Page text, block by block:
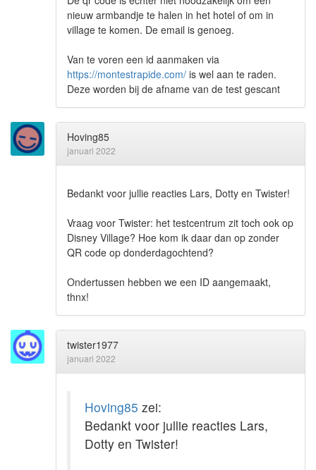
nieuw armbandje te halen in het hotel of om in
village te komen. De email is genoeg.
Van te voren een id aanmaken via
https://montestrapide.com/ is wel aan te raden.
Deze worden bij de afname van de test gescant
Hoving85
januari 2022
Bedankt voor jullie reacties Lars, Dotty en Twister!
Vraag voor Twister: het testcentrum zit toch ook op
Disney Village? Hoe kom ik daar dan op zonder
QR code op donderdagochtend?
Ondertussen hebben we een ID aangemaakt,
thnx!
twister1977
januari 2022
Hoving85 zei:
Bedankt voor jullie reacties Lars,
Dotty en Twister!